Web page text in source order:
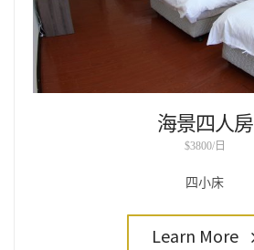
海景四人房
$3800/日
四小床
Learn More